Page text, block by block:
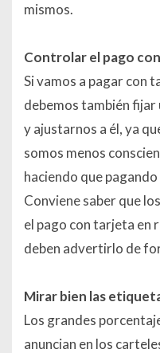
mismos.
Controlar el pago
Si vamos a pagar con
debemos también
y ajustarnos a él, ya
somos menos
haciendo que
Conviene saber que
el pago con tarjeta en
deben advertirlo de
Mirar bien las
Los grandes
anuncian en los